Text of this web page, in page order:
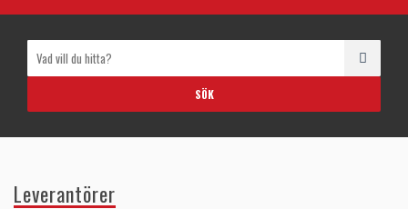
Leverantörer